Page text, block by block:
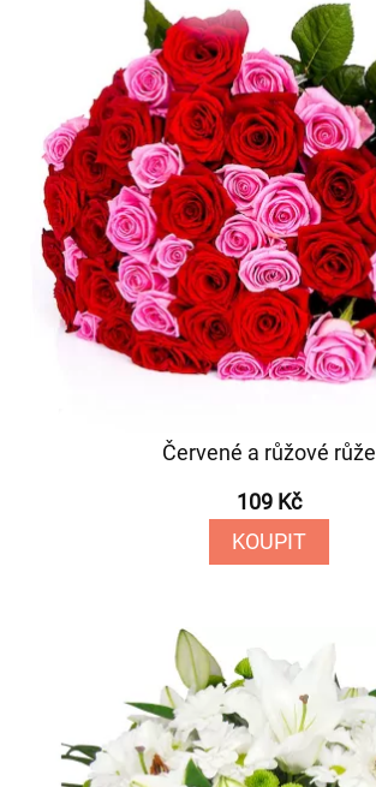
Červené a růžové růže
109 Kč
KOUPIT